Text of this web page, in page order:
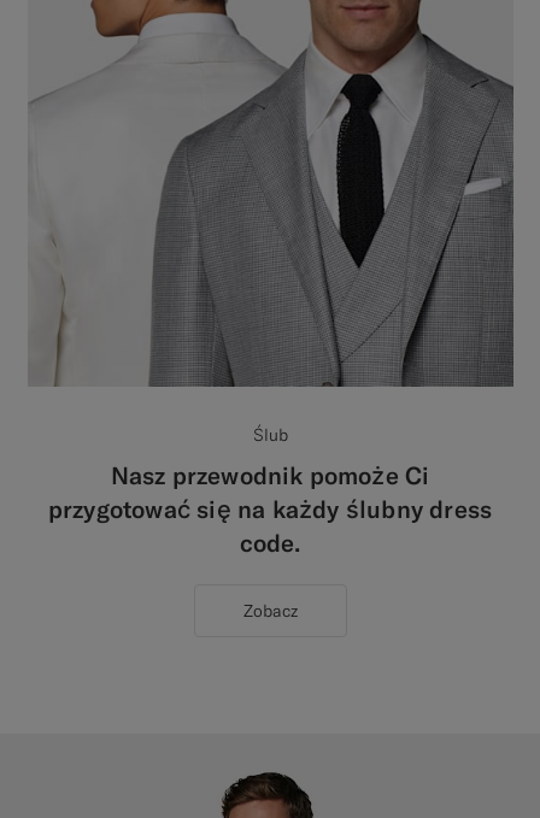
Ślub
Nasz przewodnik pomoże Ci
przygotować się na każdy ślubny dress
code.
Zobacz